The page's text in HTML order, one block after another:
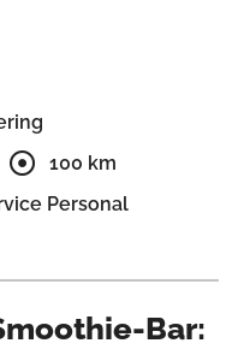
100 km
Personal
Bar: